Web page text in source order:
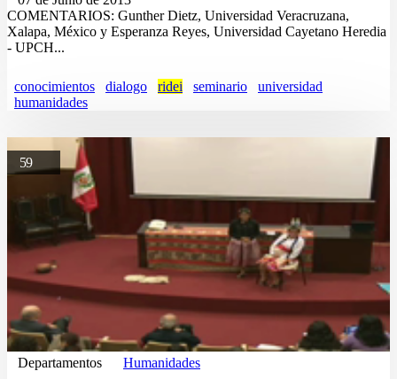
COMENTARIOS: Gunther Dietz, Universidad Veracruzana,
Xalapa, México y Esperanza Reyes, Universidad Cayetano Heredia
- UPCH...
conocimientos dialogo ridei seminario
universidad
humanidades
59
Departamentos Humanidades